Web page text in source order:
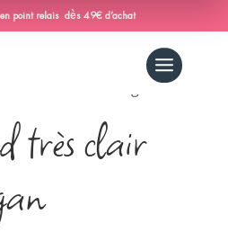
en point relais dès 49€ d’achat
nutricolor-
très clair doré - Vegan
très clair